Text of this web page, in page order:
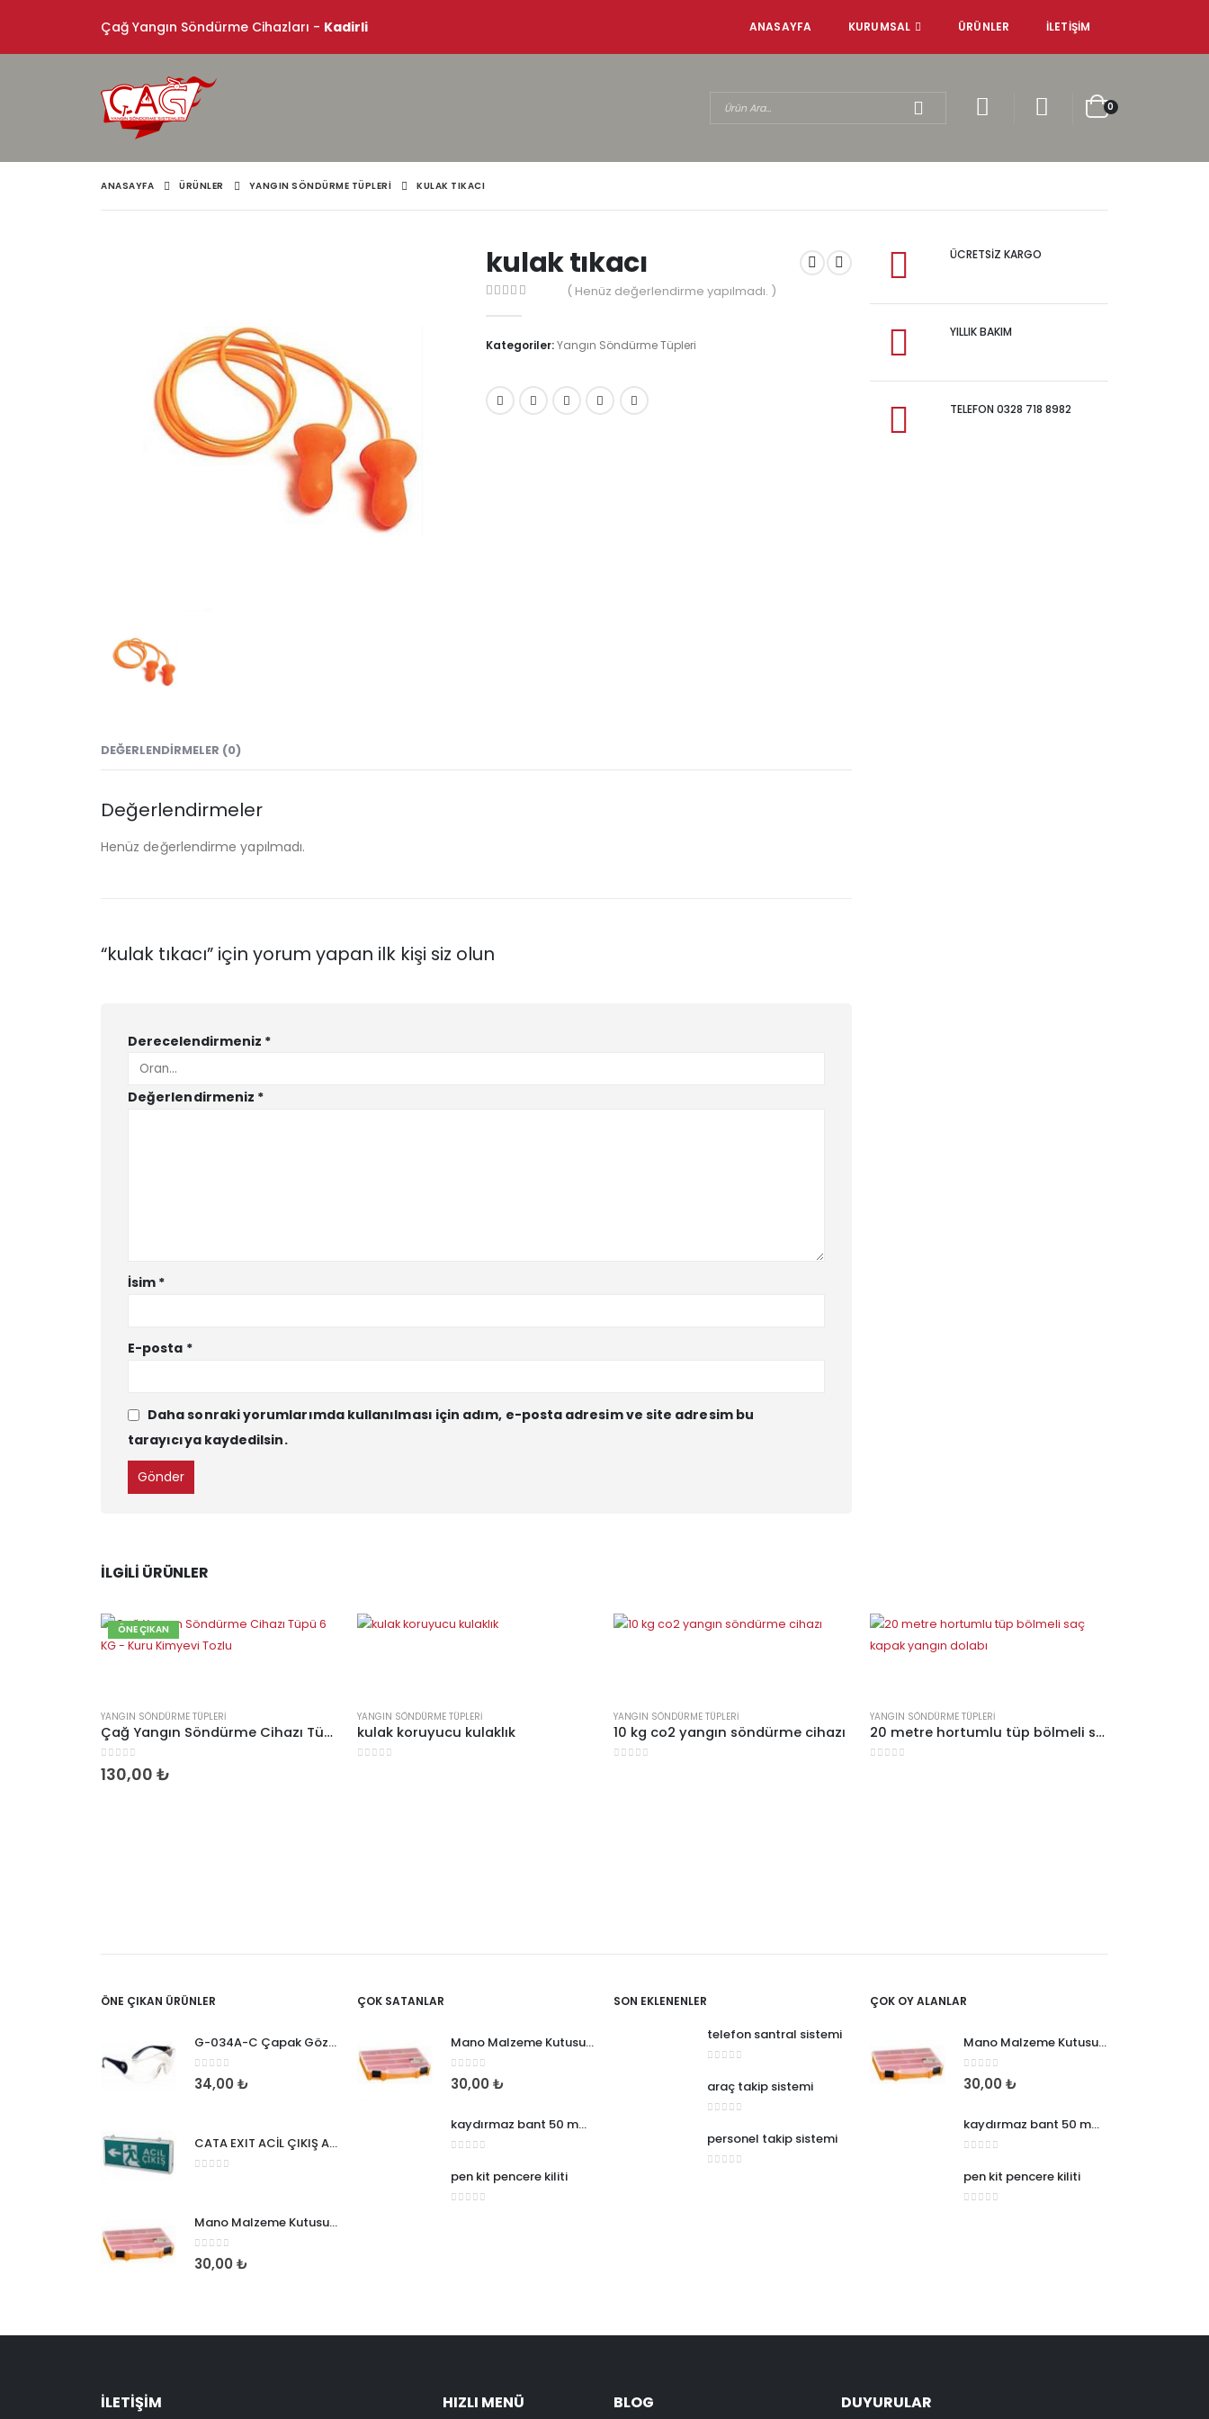
Çağ Yangın Söndürme Cihazları - Kadirli ANASAYFA KURUMSAL ÜRÜNLER İLETIŞIM
0
ANASAYFA ÜRÜNLER YANGIN SÖNDÜRME TÜPLERI KULAK TIKACI
kulak tıkacı
( Henüz değerlendirme yapılmadı. )
Kategoriler:Yangın Söndürme Tüpleri
DEĞERLENDIRMELER (0)
Değerlendirmeler
Henüz değerlendirme yapılmadı.
“kulak tıkacı” için yorum yapan ilk kişi siz olun
Derecelendirmeniz *
Değerlendirmeniz *
İsim *
E-posta *
Daha sonraki yorumlarımda kullanılması için adım, e-posta adresim ve site adresim bu
tarayıcıya kaydedilsin.
ÜCRETSİZ KARGO
YILLIK BAKIM
TELEFON 0328 718 8982
İLGILI ÜRÜNLER
ÖNE ÇIKAN
YANGIN SÖNDÜRME TÜPLERI
Çağ Yangın Söndürme Cihazı Tüpü 6 KG – Kuru Kimyevi Tozlu
0 5 üzerinden
130,00 ₺
YANGIN SÖNDÜRME TÜPLERI
kulak koruyucu kulaklık
YANGIN SÖNDÜRME TÜPLERI
10 kg co2 yangın söndürme cihazı
YANGIN SÖNDÜRME TÜPLERI
20 metre hortumlu tüp bölmeli saç kapak yangın dolabı
ÖNE ÇIKAN ÜRÜNLER
G-034A-C Çapak Gözlüğü
05 üzerinden
34,00 ₺
CATA EXIT ACİL ÇIKIŞ ARMATÜRÜ
Mano Malzeme Kutusu 10 Inch Organizer
05 üzerinden
30,00 ₺
ÇOK SATANLAR
Mano Malzeme Kutusu 10 Inch Organizer
05 üzerinden
30,00 ₺
kaydırmaz bant 50 mm*25
pen kit pencere kiliti
SON EKLENENLER
telefon santral sistemi
araç takip sistemi
personel takip sistemi
ÇOK OY ALANLAR
Mano Malzeme Kutusu 10 Inch Organizer
05 üzerinden
30,00 ₺
kaydırmaz bant 50 mm*25
pen kit pencere kiliti
İLETİŞİM HIZLI MENÜ BLOG DUYURULAR